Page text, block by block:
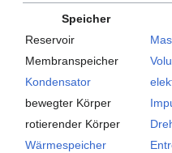
Speicher
Reservoir
Membranspeicher
Kondensator
bewegter Körper
rotierender Körper
Wärmespeicher